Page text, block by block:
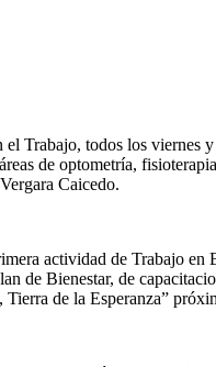
Trabajo, todos los viernes
de optometría,
Caicedo.
actividad de Trabajo
Bienestar, de
de la Esperanza”